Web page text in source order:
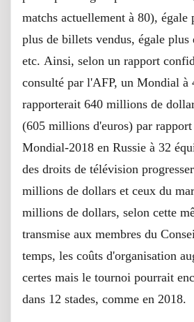
matchs actuellement à 80), égale
plus de billets vendus, égale plus
etc. Ainsi, selon un rapport
consulté par l'AFP, un Mondial à
rapporterait 640 millions de
(605 millions d'euros) par
Mondial-2018 en Russie à 32
des droits de télévision
millions de dollars et ceux du
millions de dollars, selon cette
transmise aux membres du
temps, les coûts d'organisation
certes mais le tournoi pourrait
dans 12 stades, comme en 2018.